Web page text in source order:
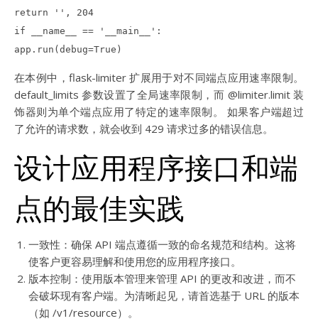
return '', 204
if __name__ == '__main__':
app.run(debug=True)
在本例中，flask-limiter 扩展用于对不同端点应用速率限制。
default_limits 参数设置了全局速率限制，而 @limiter.limit 装
饰器则为单个端点应用了特定的速率限制。 如果客户端超过
了允许的请求数，就会收到 429 请求过多的错误信息。
设计应用程序接口和端
点的最佳实践
一致性：确保 API 端点遵循一致的命名规范和结构。这将
使客户更容易理解和使用您的应用程序接口。
版本控制：使用版本管理来管理 API 的更改和改进，而不
会破坏现有客户端。为清晰起见，请首选基于 URL 的版本
（如 /v1/resource）。